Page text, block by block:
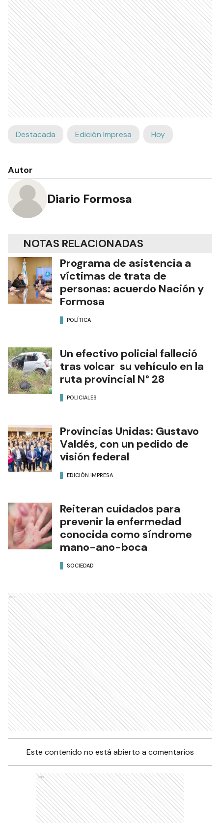
Destacada Edición Impresa Hoy
Autor
Diario Formosa
NOTAS RELACIONADAS
Programa de asistencia a
víctimas de trata de
personas: acuerdo Nación y
Formosa
POLÍTICA
Un efectivo policial falleció
tras volcar su vehículo en la
ruta provincial N° 28
POLICIALES
Provincias Unidas: Gustavo
Valdés, con un pedido de
visión federal
EDICIÓN IMPRESA
Reiteran cuidados para
prevenir la enfermedad
conocida como síndrome
mano-ano-boca
SOCIEDAD
Ads
Este contenido no está abierto a comentarios
Ads